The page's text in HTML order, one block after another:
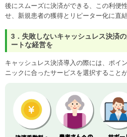
後にスムーズに決済ができる、この利便
せ、新規患者の獲得とリピーター化に直結
3．失敗しないキャッシュレス決済
ートな経営を
キャッシュレス決済導入の際には、ポイ
ニックに合ったサービスを選択すること